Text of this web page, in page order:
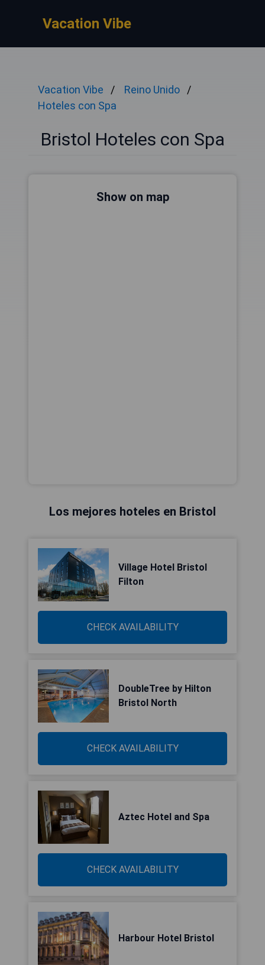
Vacation Vibe
Vacation Vibe
Reino Unido
Hoteles con Spa
Bristol Hoteles con Spa
Show on map
Los mejores hoteles en Bristol
Village Hotel Bristol
Filton
CHECK AVAILABILITY
DoubleTree by Hilton
Bristol North
CHECK AVAILABILITY
Aztec Hotel and Spa
CHECK AVAILABILITY
Harbour Hotel Bristol